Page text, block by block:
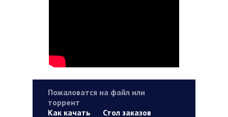
Пожаловатся на файл или
торрент
Как качать
Стол заказов